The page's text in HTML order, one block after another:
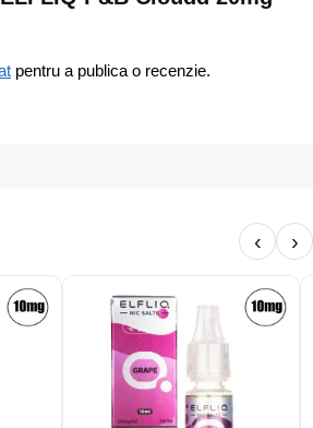
pentru a publica o recenzie.
‹ ›